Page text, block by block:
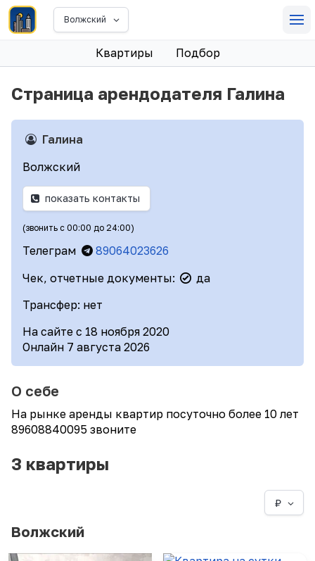
Волжский
Квартиры Подбор
Страница арендодателя Галина
Галина
Волжский
показать контакты
(звонить с 00:00 до 24:00)
Телеграм
89064023626
Чек, отчетные документы:
да
Трансфер: нет
На сайте с 18 ноября 2020
Онлайн 7 августа 2026
О себе
На рынке аренды квартир посуточно более 10 лет
89608840095 звоните
3 квартиры
₽
Волжский